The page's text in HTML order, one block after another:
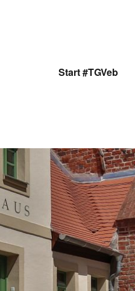
Start #TGVeb